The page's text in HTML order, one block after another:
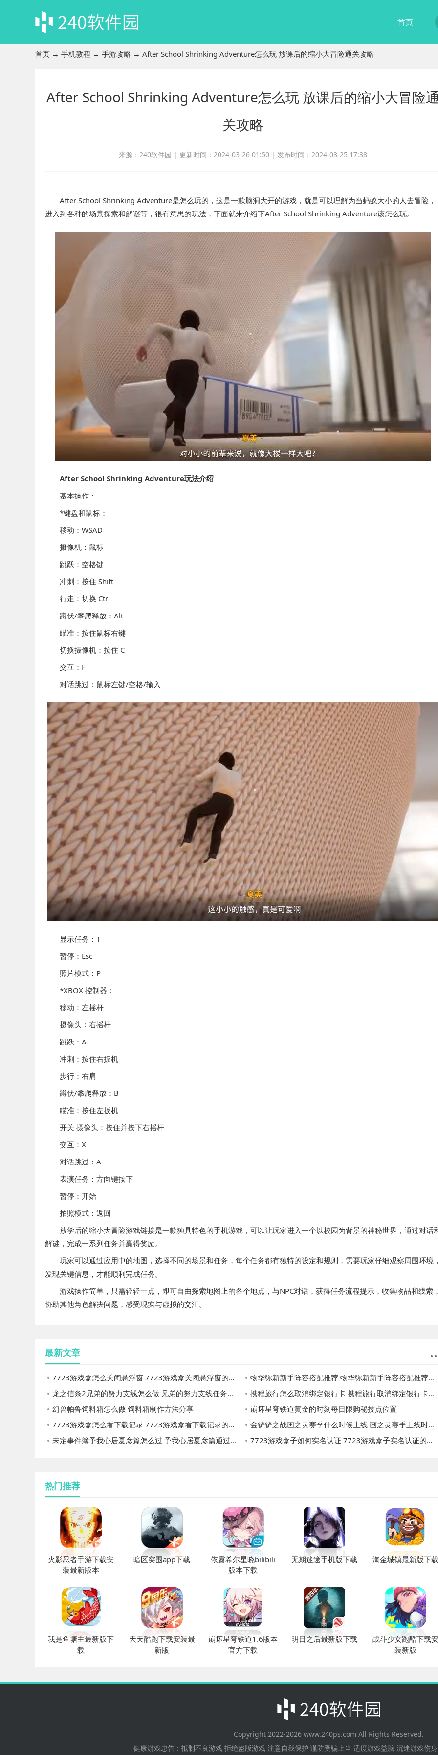
首页
首页 → 手机教程 → 手游攻略 → After School Shrinking Adventure怎么玩 放课后的缩小大冒险通关攻略
After School Shrinking Adventure怎么玩 放课后的缩小大冒险通
关攻略
来源：240软件园 | 更新时间：2024-03-26 01:50 | 发布时间：2024-03-25 17:38
After School Shrinking Adventure是怎么玩的，这是一款脑洞大开的游戏，就是可以理解为当蚂蚁大小的人去冒险，
进入到各种的场景探索和解谜等，很有意思的玩法，下面就来介绍下After School Shrinking Adventure该怎么玩。
After School Shrinking Adventure玩法介绍
基本操作：
*键盘和鼠标：
移动：WSAD
摄像机：鼠标
跳跃：空格键
冲刺：按住 Shift
行走：切换 Ctrl
蹲伏/攀爬释放：Alt
瞄准：按住鼠标右键
切换摄像机：按住 C
交互：F
对话跳过：鼠标左键/空格/输入
显示任务：T
暂停：Esc
照片模式：P
*XBOX 控制器：
移动：左摇杆
摄像头：右摇杆
跳跃：A
冲刺：按住右扳机
步行：右肩
蹲伏/攀爬释放：B
瞄准：按住左扳机
开关 摄像头：按住并按下右摇杆
交互：X
对话跳过：A
表演任务：方向键按下
暂停：开始
拍照模式：返回
放学后的缩小大冒险游戏链接是一款独具特色的手机游戏，可以让玩家进入一个以校园为背景的神秘世界，通过对话
解谜，完成一系列任务并赢得奖励。
玩家可以通过应用中的地图，选择不同的场景和任务，每个任务都有独特的设定和规则，需要玩家仔细观察周围环境，
发现关键信息，才能顺利完成任务。
游戏操作简单，只需轻轻一点，即可自由探索地图上的各个地点，与NPC对话，获得任务流程提示，收集物品和线索，
协助其他角色解决问题，感受现实与虚拟的交汇。
最新文章
7723游戏盒怎么关闭悬浮窗 7723游戏盒关闭悬浮窗的方法
物华弥新新手阵容搭配推荐 物华弥新新手阵容搭配推荐攻略
龙之信条2兄弟的努力支线怎么做 兄弟的努力支线任务介绍
携程旅行怎么取消绑定银行卡 携程旅行取消绑定银行卡方法
幻兽帕鲁饲料箱怎么做 饲料箱制作方法分享
崩坏星穹铁道黄金的时刻每日限购秘技点位置
7723游戏盒怎么看下载记录 7723游戏盒看下载记录的方法
金铲铲之战画之灵赛季什么时候上线 画之灵赛季上线时间分享一览
未定事件簿予我心居夏彦篇怎么过 予我心居夏彦篇通过方法
7723游戏盒子如何实名认证 7723游戏盒子实名认证的方法
热门推荐
火影忍者手游下载安
装最新版本
暗区突围app下载
依露希尔星晓bilibili
版本下载
无期迷途手机版下载 淘金城镇最新版下载
我是鱼塘主最新版下
载
天天酷跑下载安装最
新版
崩坏星穹铁道1.6版本
官方下载
明日之后最新版下载
战斗少女跑酷下载安
装新版
Copyright 2022-2026www.240ps.com All Rights Reserved.
健康游戏忠告：抵制不良游戏 拒绝盗版游戏 注意自我保护 谨防受骗上当 适度游戏益脑 沉迷游戏伤